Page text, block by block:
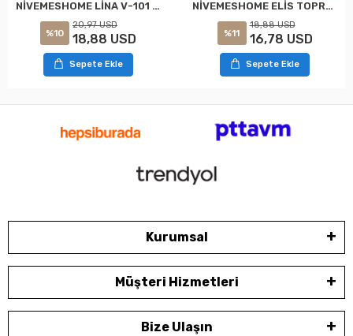
NİVEMESHOME LİNA V-101 KREM 1/3 PİLELİ FON PERDE
%10
20,97 USD
18,88 USD
Sepete Ekle
NİVEMESHOME ELİS TOPRAK FON PERDE 1/3 SIK PİLELİ PERDE APM
%11
18,88 USD
16,78 USD
Sepete Ekle
Kurumsal
Müşteri Hizmetleri
Bize Ulaşın